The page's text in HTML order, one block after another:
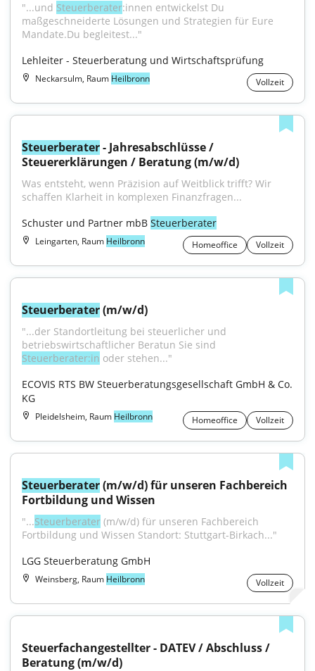
"...und Steuerberater:innen entwickelst Du
maßgeschneiderte Lösungen und Strategien für Eure
Mandate.Du begleitest..."
Lehleiter - Steuerberatung und Wirtschaftsprüfung
Neckarsulm, Raum Heilbronn Vollzeit
Steuerberater - Jahresabschlüsse /
Steuererklärungen / Beratung (m/w/d)
Was entsteht, wenn Präzision auf Weitblick trifft? Wir
schaffen Klarheit in komplexen Finanzfragen...
Schuster und Partner mbB Steuerberater
Leingarten, Raum Heilbronn Homeoffice Vollzeit
Steuerberater (m/w/d)
"...der Standortleitung bei steuerlicher und
Steuerberater:in oder stehen..."
ECOVIS RTS BW Steuerberatungsgesellschaft GmbH & Co.
KG
Pleidelsheim, Raum Heilbronn Homeoffice Vollzeit
Steuerberater (m/w/d) für unseren Fachbereich
Fortbildung und Wissen
"...Steuerberater (m/w/d) für unseren Fachbereich
Fortbildung und Wissen Standort: Stuttgart-Birkach..."
LGG Steuerberatung GmbH
Weinsberg, Raum Heilbronn Vollzeit
Steuerfachangestellter - DATEV / Abschluss /
Beratung (m/w/d)